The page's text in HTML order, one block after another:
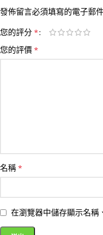
發佈留言必須填寫的電子郵
您的評分 *
您的評價 *
名稱 *
在瀏覽器中儲存顯示名稱